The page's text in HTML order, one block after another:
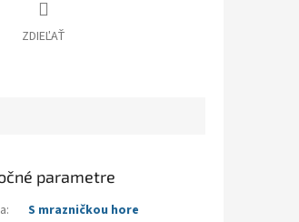
ZDIEĽAŤ
parametre
:
S mrazničkou hore